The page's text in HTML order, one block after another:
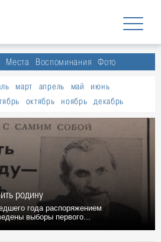
Места Воспоминания Фото
март апрель май
июнь
октябрь ноябрь декабрь
родину
года распоряжением
выборы первого...